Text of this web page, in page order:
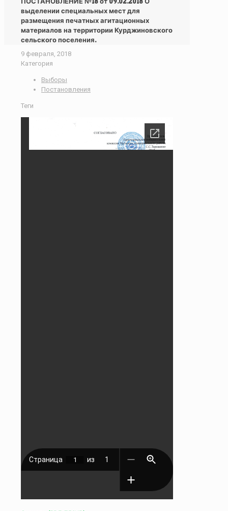
выделении специальных мест для
размещения печатных агитационных
материалов на территории Курджиновского
сельского поселения.
9 февраля, 2018
Категория
Выборы
Постановления
Теги